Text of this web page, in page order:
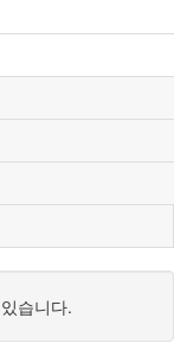
습니다.